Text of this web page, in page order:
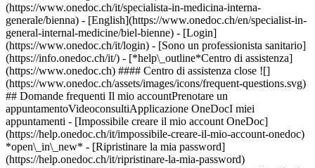
(https://www.onedoc.ch/it/specialista-in-medicina-interna-
generale/bienna) - [English](https://www.onedoc.ch/en/specialist-in-
general-internal-medicine/biel-bienne) - [Login]
(https://www.onedoc.ch/it/login) - [Sono un professionista sanitario]
(https://info.onedoc.ch/it/) - [*help\_outline*Centro di assistenza]
(https://www.onedoc.ch) #### Centro di assistenza close ![]
(https://www.onedoc.ch/assets/images/icons/frequent-questions.svg)
## Domande frequenti Il mio accountPrenotare un
appuntamentoVideoconsultiApplicazione OneDocI miei
appuntamenti - [Impossibile creare il mio account OneDoc]
(https://help.onedoc.ch/it/impossibile-creare-il-mio-account-onedoc)
*open\_in\_new* - [Ripristinare la mia password]
(https://help.onedoc.ch/it/ripristinare-la-mia-password)